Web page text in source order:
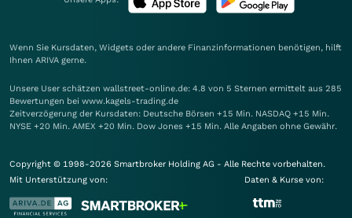
Wenn Sie Kursdaten, Widgets oder andere Finanzinformationen benötigen, hilft
Ihnen ARIVA gerne.
Unsere User schätzen wallstreet-online.de: 4.8 von 5 Sternen ermittelt aus 285
Bewertungen bei www.kagels-trading.de
Zeitverzögerung der Kursdaten: Deutsche Börsen +15 Min. NASDAQ +15 Min.
NYSE +20 Min. AMEX +20 Min. Dow Jones +15 Min. Alle Angaben ohne Gewähr.
Copyright © 1998-2026 Smartbroker Holding AG - Alle Rechte vorbehalten.
Mit Unterstützung von:
Daten & Kurse von: